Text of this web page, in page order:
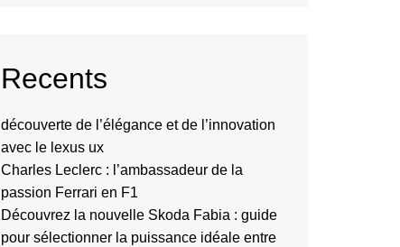
Recents
découverte de l’élégance et de l’innovation
avec le lexus ux
Charles Leclerc : l’ambassadeur de la
passion Ferrari en F1
Découvrez la nouvelle Skoda Fabia : guide
pour sélectionner la puissance idéale entre